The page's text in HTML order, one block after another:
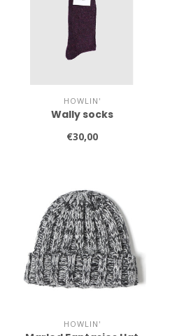
HOWLIN'
Wally socks
€30,00
HOWLIN'